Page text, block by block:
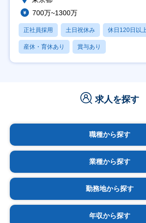
700万~1300万
正社員採用 土日祝休み 休日120日以
産休・育休あり 賞与あり
求人を探す
職種から探す
業種から探す
勤務地から探す
年収から探す